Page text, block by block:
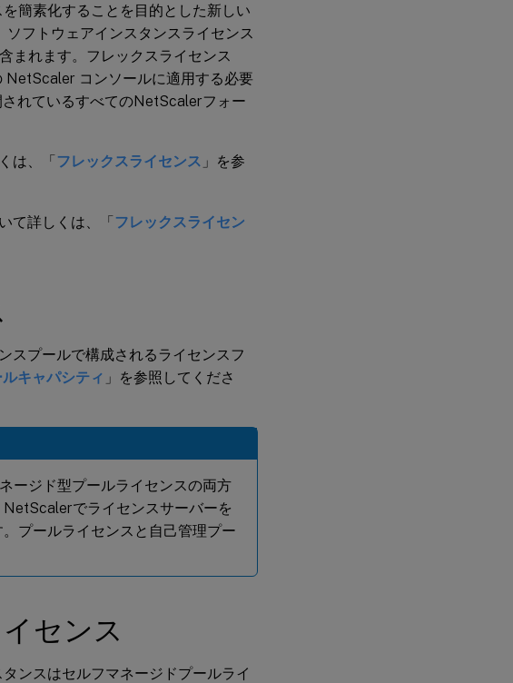
簡素化することを目的とした新しい
フトウェアインスタンスライセンス
まれます。フレックスライセンス
コンソールに適用する必要
れているすべてのNetScalerフォー
は、「フレックスライセンス 」を参
て詳しくは、「フレックスライセン
スプールで構成されるライセンスフ
キャパシティ 」を参照してくださ
ージド型プールライセンスの両方
でライセンスサーバーを
プールライセンスと自己管理プー
センス
ンスはセルフマネージドプールライ